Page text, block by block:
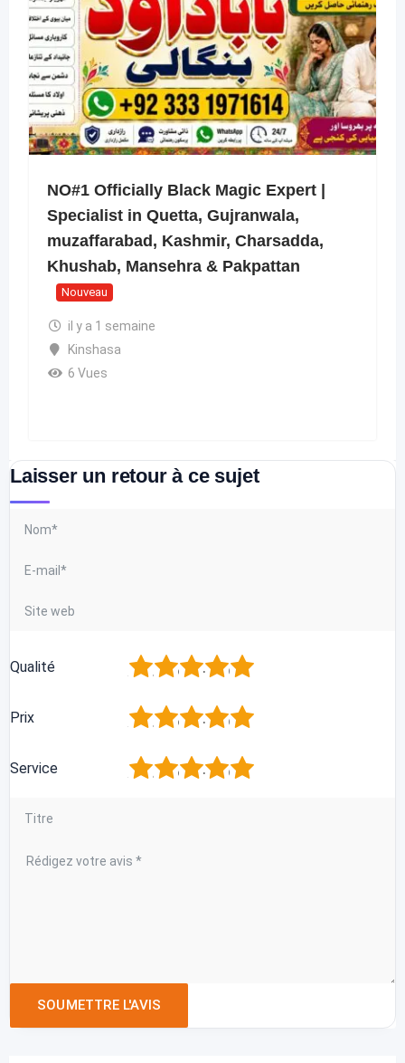
NO#1 Officially Black Magic Expert |
Specialist in Quetta, Gujranwala,
muzaffarabad, Kashmir, Charsadda,
Khushab, Mansehra & Pakpattan
Nouveau
il y a 1 semaine
Kinshasa
6 Vues
Laisser un retour à ce sujet
Qualité 5
4
3
2
Prix 5
4
3
2
Service 5
4
3
2